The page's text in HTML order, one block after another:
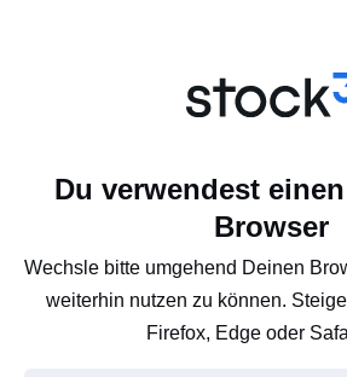
Du verwendest
Browser
Wechsle bitte umgehend Deinen
weiterhin nutzen zu können.
Firefox, Edge oder